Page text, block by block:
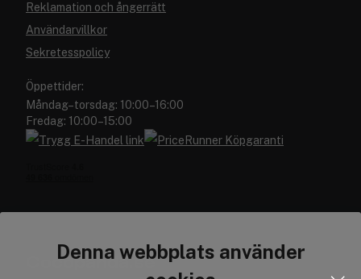
Denna webbplats använder
Reklamation och ångerrätt
Användarvillkor
Sekretesspolicy
Öppettider:
Måndag–torsdag: 10:00–16:00
Fredag: 10:00–15:00
Cocopanda.se